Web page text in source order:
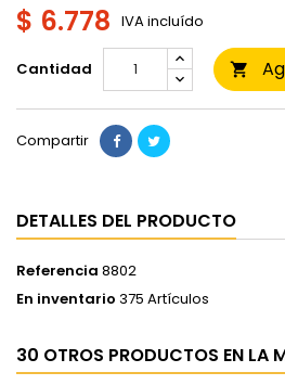
$ 6.778 IVA incluído
Cantidad 
Compartir
DETALLES DEL PRODUCTO
Referencia 8802
En inventario 375 Artículos
30 OTROS PRODUCTOS EN LA